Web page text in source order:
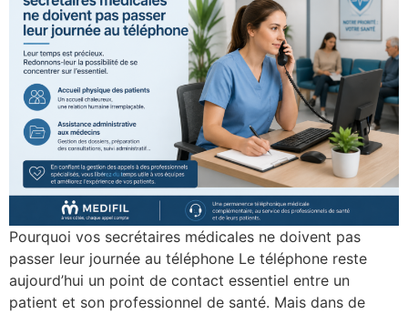
Pourquoi vos secrétaires médicales ne doivent pas
passer leur journée au téléphone Le téléphone reste
aujourd’hui un point de contact essentiel entre un
patient et son professionnel de santé. Mais dans de